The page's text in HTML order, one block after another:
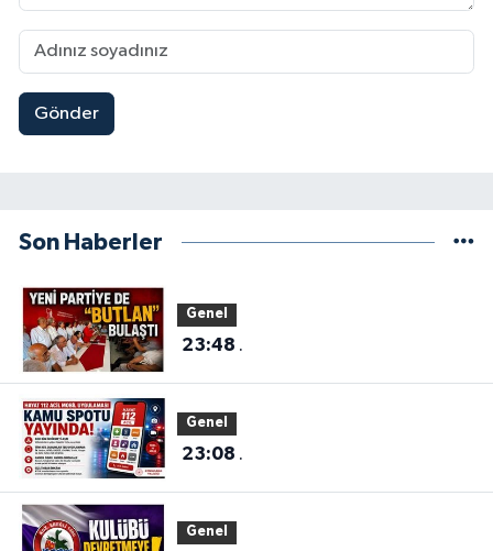
Gönder
Son Haberler
Genel
23:48 .
Genel
23:08 .
Genel